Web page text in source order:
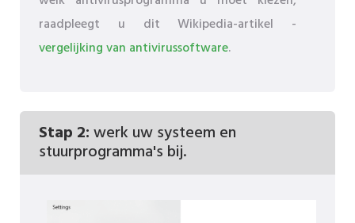
raadpleegt u dit Wikipedia-artikel -
vergelijking van antivirussoftware.
Stap 2:werk uw systeem en
stuurprogramma's bij.